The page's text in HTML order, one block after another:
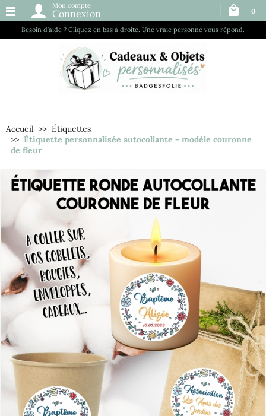
Besoin d’aide ? Cliquez en bas à droite. Une vraie personne vous répond.
Mon compte
Connexion 0
Accueil
Étiquettes
Étiquette personnalisée autocollante - modèle couronne
de fleur